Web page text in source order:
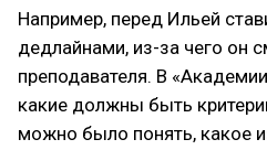
Например, перед Ильей
дедлайнами, из-за чего он
преподавателя. В
какие должны быть
можно было понять, какое